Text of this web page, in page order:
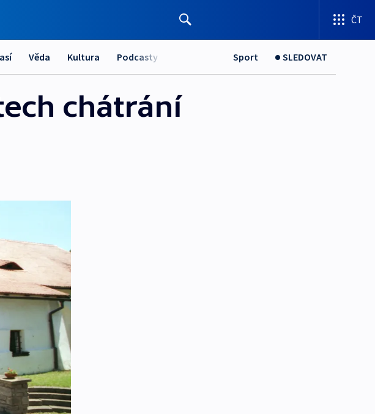
ČT
Věda Kultura Podcasty Sport SLEDOVAT
chátrání